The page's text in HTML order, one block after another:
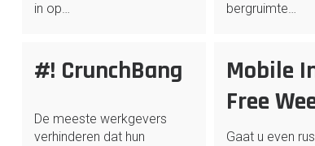
in op…
bergruimte…
#! CrunchBang
De meeste werkgevers
verhinderen dat hun
Mobile
Free
Gaat u even